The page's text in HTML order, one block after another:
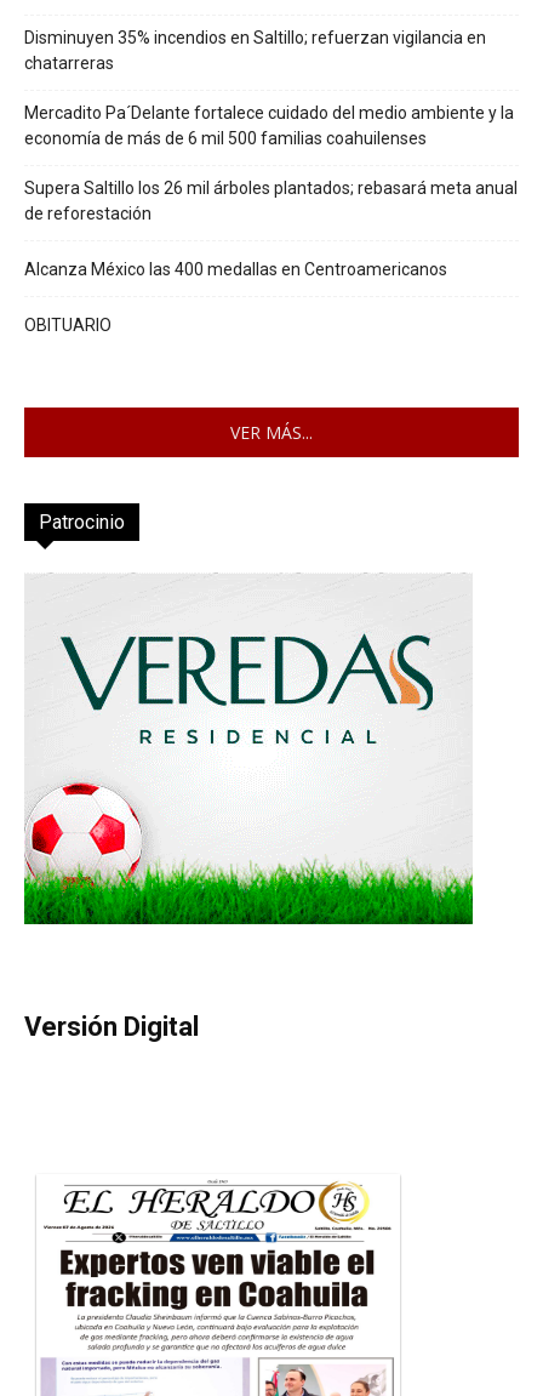
Disminuyen 35% incendios en Saltillo; refuerzan vigilancia en
chatarreras
Mercadito Pa´Delante fortalece cuidado del medio ambiente y la
economía de más de 6 mil 500 familias coahuilenses
Supera Saltillo los 26 mil árboles plantados; rebasará meta anual
de reforestación
Alcanza México las 400 medallas en Centroamericanos
OBITUARIO
VER MÁS...
Patrocinio
Versión Digital